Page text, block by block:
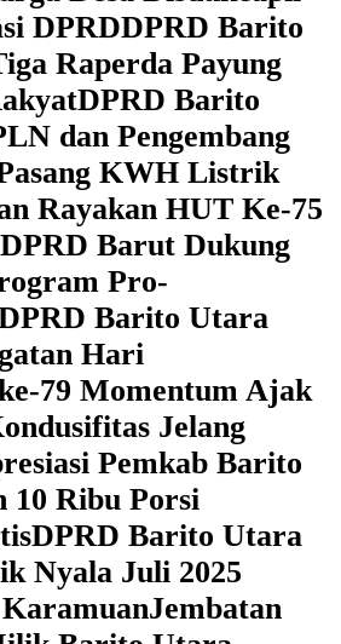
DPRDDPRD Barito
Raperda Payung
DPRD Barito
dan Pengembang
KWH Listrik
Rayakan HUT Ke-75
Barut Dukung
Pro-
Barito Utara
Hari
79 Momentum Ajak
Jelang
Pemkab Barito
10 Ribu Porsi
DPRD Barito Utara
Nyala Juli 2025
Jembatan